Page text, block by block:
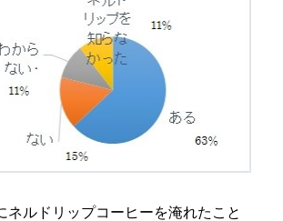
ネルドリップコーヒーを淹れたこと